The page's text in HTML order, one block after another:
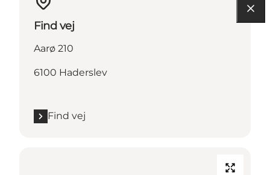
Find vej
Aarø 210
6100 Haderslev
Find vej